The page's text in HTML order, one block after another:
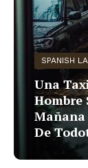
SPANISH
Una
Hombre
Mañana
De